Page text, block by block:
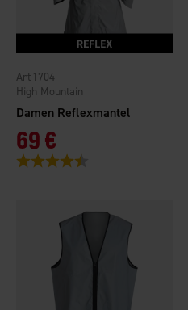
Damen Reflexmantel
High Mountain
1704
69 €
Bewertung: